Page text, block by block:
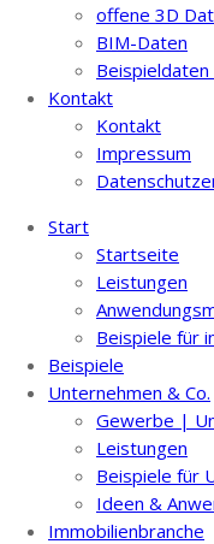
offene 3D
BIM-Daten
Kontakt
Kontakt
Impressum
Start
Startseite
Leistungen
Beispiele für
Beispiele
Unternehmen & Co.
Gewerbe |
Leistungen
Beispiele für
Ideen &
Immobilienbranche